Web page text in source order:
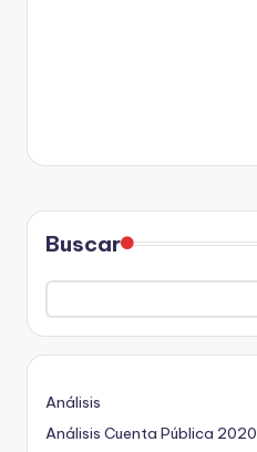
Buscar
Análisis
Análisis Cuenta Pública 2020